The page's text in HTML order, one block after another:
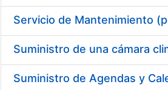
Suministro de una cámara
Suministro de Agendas y